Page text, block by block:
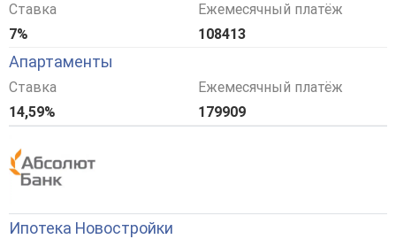
Ставка
7%
Ежемесячный платёж
108413
Апартаменты
Ставка
14,59%
Ежемесячный платёж
179909
Ипотека Новостройки